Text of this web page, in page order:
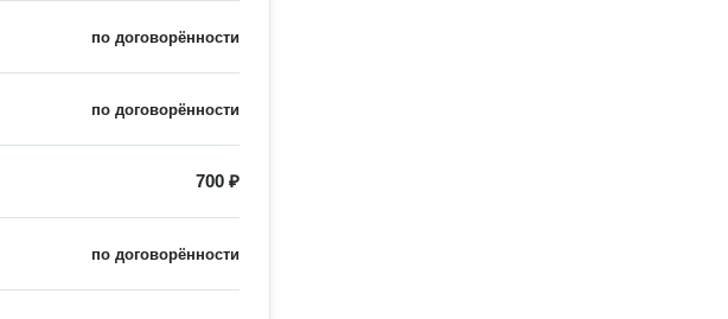
по договорённости
по договорённости
700 ₽
по договорённости